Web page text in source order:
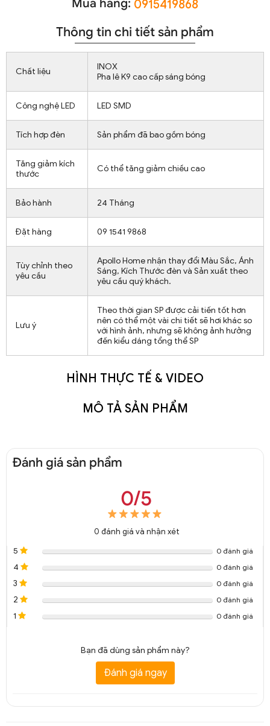
Mua hàng: 0915419868
Thông tin chi tiết sản phẩm
Chất liệu
INOX
Pha lê K9 cao cấp sáng bóng
Công nghệ LED LED SMD
Tích hợp đèn Sản phẩm đã bao gồm bóng
Tăng giảm kích
thước
Có thể tăng giảm chiều cao
Bảo hành 24 Tháng
Đặt hàng 09 1541 9868
Tùy chỉnh theo
yêu cầu
Apollo Home nhận thay đổi Màu Sắc, Ánh
Sáng, Kích Thước đèn và Sản xuất theo
yêu cầu quý khách.
Lưu ý
Theo thời gian SP được cải tiến tốt hơn
nên có thể một vài chi tiết sẽ hơi khác so
với hình ảnh, nhưng sẽ không ảnh hưởng
đến kiểu dáng tổng thể SP
HÌNH THỰC TẾ & VIDEO
MÔ TẢ SẢN PHẨM
Đánh giá sản phẩm
0/5
0 đánh giá và nhận xét
5
0 đánh giá
4 0 đánh giá
3 0 đánh giá
2 0 đánh giá
1 0 đánh giá
Bạn đã dùng sản phẩm này?
Đánh giá ngay